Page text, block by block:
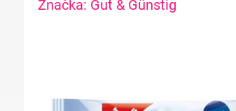
Značka: Gut & Günstig